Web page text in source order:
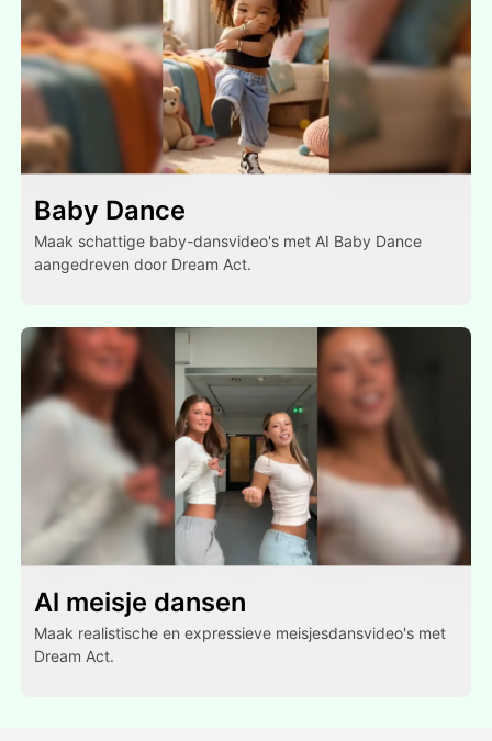
Baby Dance
Maak schattige baby-dansvideo's met AI Baby Dance
aangedreven door Dream Act.
Al meisje dansen
Maak realistische en expressieve meisjesdansvideo's met
Dream Act.